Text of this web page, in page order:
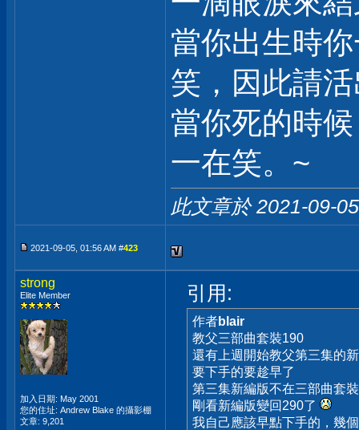
當你出生時
笑，因此請
當你死的時
一在笑。~
此文章於 2021-09-
2021-09-05, 01:56 AM #423
strong
Elite Member
加入日期: May 2001
您的住址: Andrew Blake 的攝影棚
文章: 9,201
引用:
作者blair
教父三部曲套裝190
還有上週開始教父第三集的
要下手的要趁早了
第三集新編版不在三部曲套
剛看新編版變回290了
我自己應該早點下手的，幾